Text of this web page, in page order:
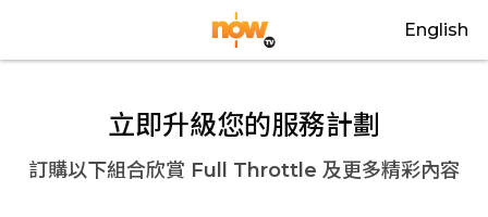
English
立即升級您的服務計劃
訂購以下組合欣賞 Full Throttle 及更多精彩內容